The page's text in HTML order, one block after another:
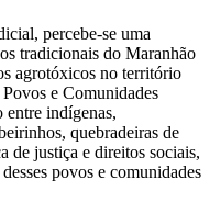
percebe-se uma
tradicionais do Maranhão
agrotóxicos no território
e Comunidades
indígenas,
quebradeiras de
de justiça e direitos sociais,
povos e comunidades